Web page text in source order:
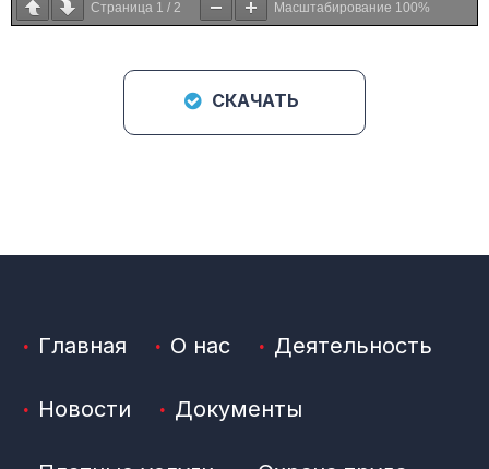
Страница 1 / 2 Масштабирование 100%
СКАЧАТЬ
Главная О нас Деятельность
Новости Документы